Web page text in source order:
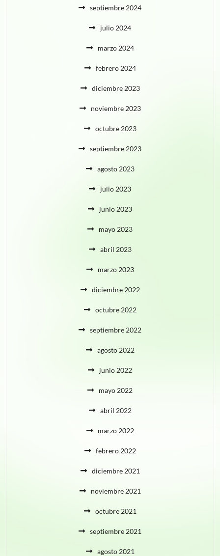
septiembre 2024
julio 2024
marzo 2024
febrero 2024
diciembre 2023
noviembre 2023
octubre 2023
septiembre 2023
agosto 2023
julio 2023
junio 2023
mayo 2023
abril 2023
marzo 2023
diciembre 2022
octubre 2022
septiembre 2022
agosto 2022
junio 2022
mayo 2022
abril 2022
marzo 2022
febrero 2022
diciembre 2021
noviembre 2021
octubre 2021
septiembre 2021
agosto 2021